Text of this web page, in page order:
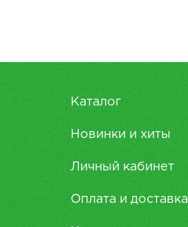
Каталог
Новинки и хиты
Личный кабинет
Оплата и доставка